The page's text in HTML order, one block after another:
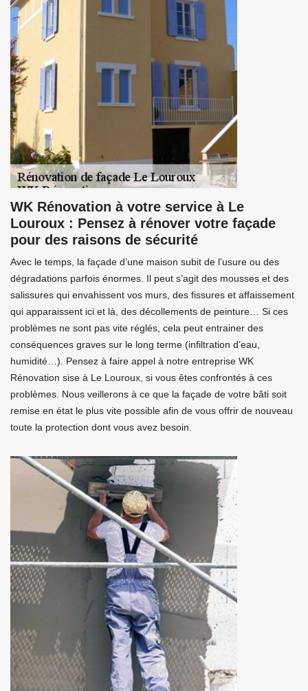
WK Rénovation à votre service à Le
Louroux : Pensez à rénover votre façade
pour des raisons de sécurité
Avec le temps, la façade d’une maison subit de l’usure ou des
dégradations parfois énormes. Il peut s’agit des mousses et des
salissures qui envahissent vos murs, des fissures et affaissement
qui apparaissent ici et là, des décollements de peinture… Si ces
problèmes ne sont pas vite réglés, cela peut entrainer des
conséquences graves sur le long terme (infiltration d’eau,
humidité…). Pensez à faire appel à notre entreprise WK
Rénovation sise à Le Louroux, si vous êtes confrontés à ces
problèmes. Nous veillerons à ce que la façade de votre bâti soit
remise en état le plus vite possible afin de vous offrir de nouveau
toute la protection dont vous avez besoin.